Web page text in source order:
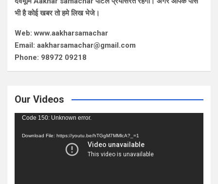
भी है कोई खबर तो हमे लिख भेजे।
Web: www.aakharsamachar
Email: aakharsamachar@gmail.com
Phone: 98972 09218
Our Videos
Video
Code 150: Unknown error.
Download File: https://youtu.be/hTGgM7MMlcA?_=1